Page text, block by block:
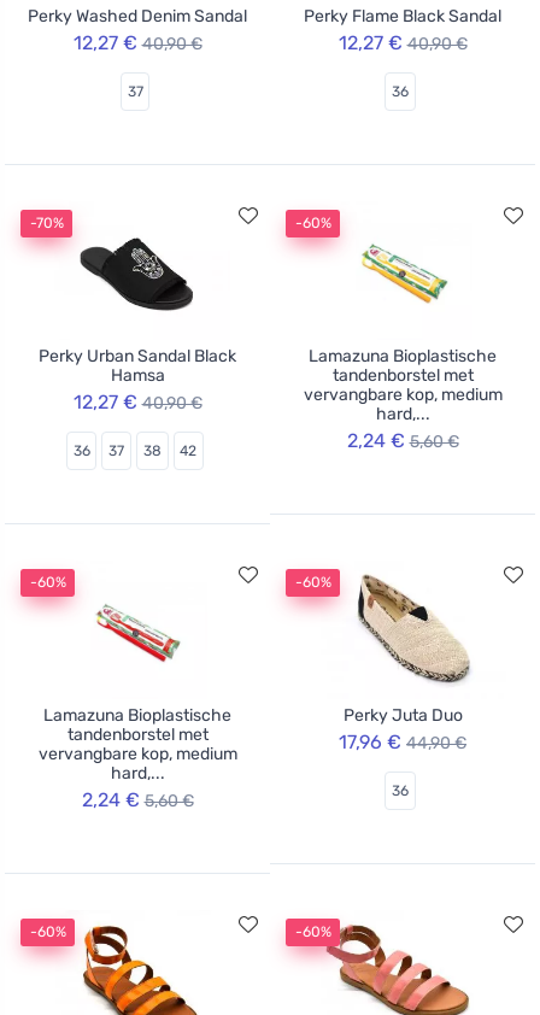
Perky Washed Denim Sandal
12,27 € 40,90 €
37
Perky Flame Black Sandal
12,27 € 40,90 €
36
-70%
Perky Urban Sandal Black
Hamsa
12,27 € 40,90 €
36 37 38 42
-60%
Lamazuna Bioplastische
tandenborstel met
vervangbare kop, medium
hard,...
2,24 € 5,60 €
-60%
Lamazuna Bioplastische
tandenborstel met
vervangbare kop, medium
hard,...
2,24 € 5,60 €
-60%
Perky Juta Duo
17,96 € 44,90 €
36
-60% -60%